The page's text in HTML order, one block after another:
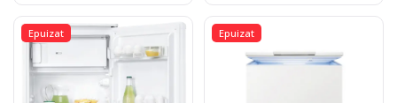
Epuizat Epuizat